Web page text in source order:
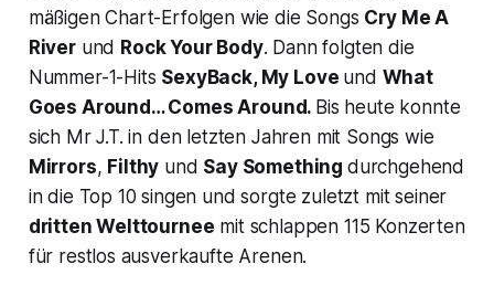
mäßigen Chart-Erfolgen wie die Songs Cry Me A
Riverund Rock Your Body. Dann folgten die
Nummer-1-Hits SexyBack, My Love und What
Goes Around… Comes Around. Bis heute konnte
sich Mr J.T. in den letzten Jahren mit Songs wie
Mirrors, Filthy und Say Something durchgehend
in die Top 10 singen und sorgte zuletzt mit seiner
dritten Welttournee mit schlappen 115 Konzerten
für restlos ausverkaufte Arenen.